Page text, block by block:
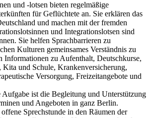
und -lotsen bieten regelmäßige
für Geflüchtete an. Sie erklären das
und machen mit der fremden
und Integrationslotsen sind
Sie helfen Sprachbarrieren zu
Kulturen gemeinsames Verständnis zu
Informationen zu Aufenthalt, Deutschkurse,
Kita und Schule, Krankenversicherung,
Versorgung, Freizeitangebote und
ist die Begleitung und Unterstützung
und Angeboten in ganz Berlin.
Sprechstunde in den Räumen der